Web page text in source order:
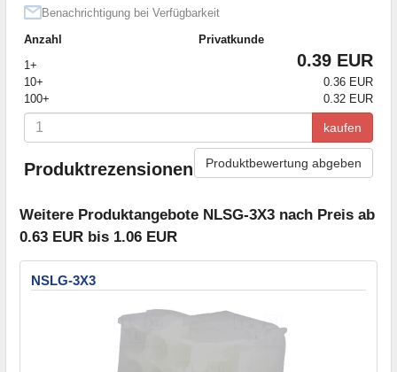
Benachrichtigung bei Verfügbarkeit
Anzahl
Privatkunde
1+
0.39 EUR
10+
0.36 EUR
100+
0.32 EUR
kaufen
Produktrezensionen Produktbewertung abgeben
Weitere Produktangebote NLSG-3X3 nach Preis ab
0.63 EUR bis 1.06 EUR
NSLG-3X3